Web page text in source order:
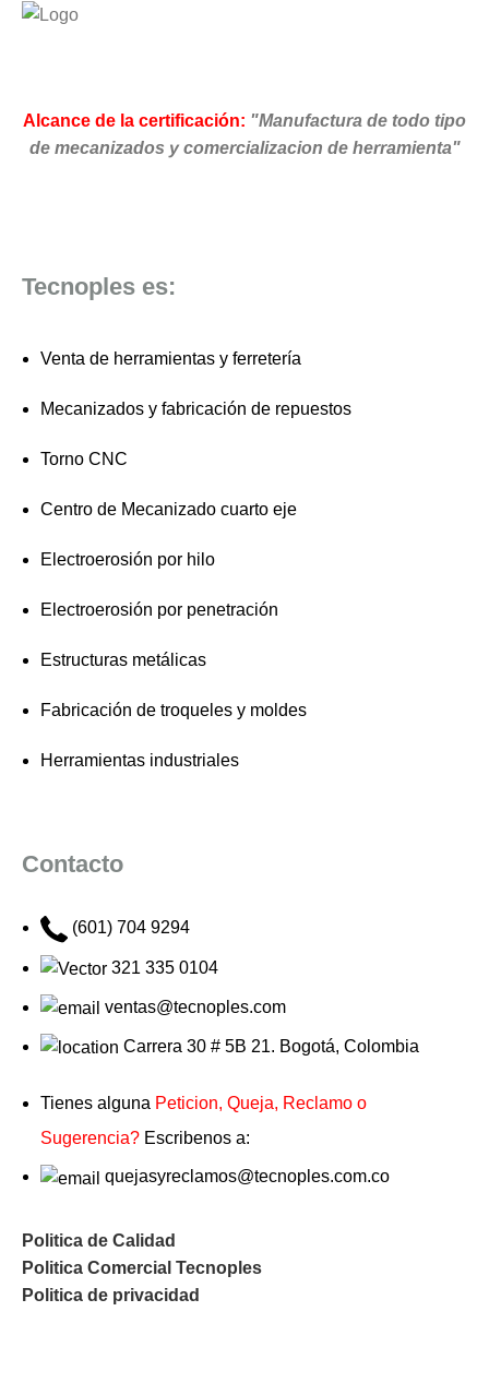
Alcance de la certificación: "Manufactura de todo tipo
de mecanizados y comercializacion de herramienta"
Tecnoples es:
Venta de herramientas y ferretería
Mecanizados y fabricación de repuestos
Torno CNC
Centro de Mecanizado cuarto eje
Electroerosión por hilo
Electroerosión por penetración
Estructuras metálicas
Fabricación de troqueles y moldes
Herramientas industriales
Contacto
(601) 704 9294
321 335 0104
ventas@tecnoples.com
Carrera 30 # 5B 21. Bogotá, Colombia
Tienes alguna Peticion, Queja, Reclamo o
Sugerencia? Escribenos a:
quejasyreclamos@tecnoples.com.co
Politica de Calidad
Politica Comercial Tecnoples
Politica de privacidad